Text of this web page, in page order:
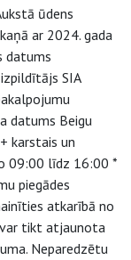
ūdens
ar 2024. gada
datums
SIA
datums Beigu
karstais un
09:00 līdz 16:00 *
piegādes
atkarībā no
var tikt atjaunota
Neparedzētu